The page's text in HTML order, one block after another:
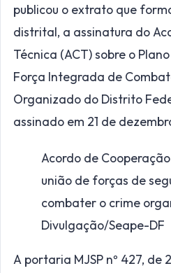
publicou o extrato que
distrital, a assinatura do
Técnica (ACT) sobre o
Força Integrada de
Organizado do Distrito
assinado em 21 de
Acordo de
união de forças de
combater o crime
Divulgação/Seape-DF
A portaria MJSP nº 427, de